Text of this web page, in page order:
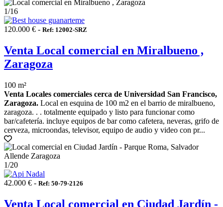
1/16
120.000 € - Ref: 12002-SRZ
Venta Local comercial en Miralbueno ,
Zaragoza
100 m²
Venta Locales comerciales cerca de Universidad San Francisco,
Zaragoza. Local en esquina de 100 m2 en el barrio de miralbueno,
zaragoza. . . totalmente equipado y listo para funcionar como
bar/cafetería. incluye equipos de bar como cafetera, neveras, grifo de
cerveza, microondas, televisor, equipo de audio y video con pr...
1/20
42.000 € - Ref: 50-79-2126
Venta Local comercial en Ciudad Jardín -